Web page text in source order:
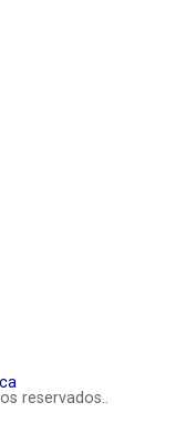
reservados..